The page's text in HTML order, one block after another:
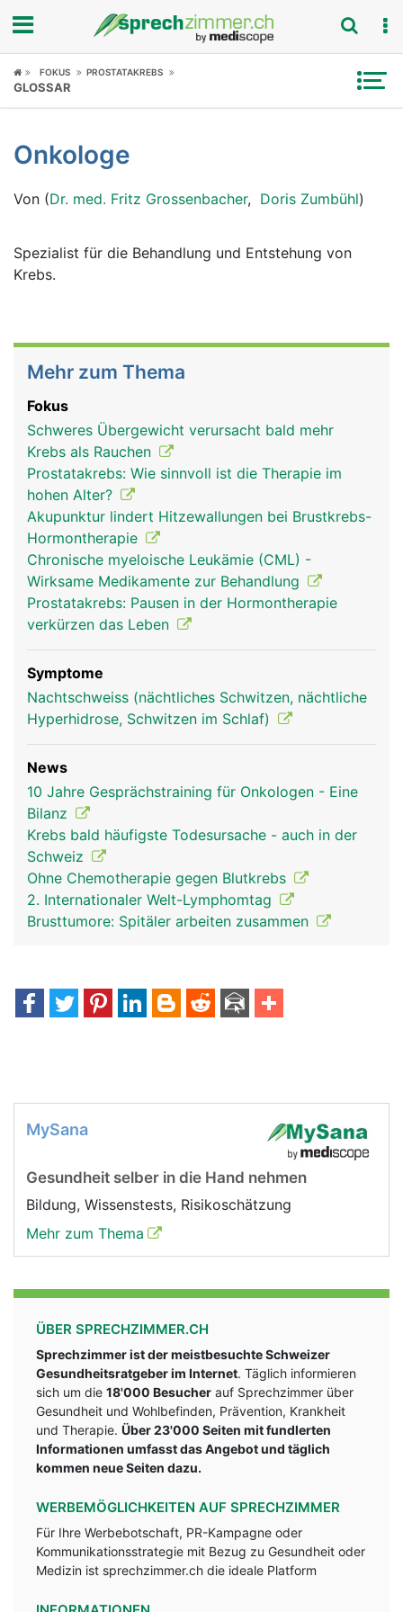
Fokus
Symptome
Untersuchungen
News
FOKUS PROSTATAKREBS
GLOSSAR
Onkologe
Von (Dr. med. Fritz Grossenbacher, Doris Zumbühl)
Spezialist für die Behandlung und Entstehung von
Krebs.
Mehr zum Thema
Fokus
Schweres Übergewicht verursacht bald mehr
Krebs als Rauchen
Prostatakrebs: Wie sinnvoll ist die Therapie im
hohen Alter?
Akupunktur lindert Hitzewallungen bei Brustkrebs-
Hormontherapie
Chronische myeloische Leukämie (CML) -
Wirksame Medikamente zur Behandlung
Prostatakrebs: Pausen in der Hormontherapie
verkürzen das Leben
Symptome
Nachtschweiss (nächtliches Schwitzen, nächtliche
Hyperhidrose, Schwitzen im Schlaf)
News
10 Jahre Gesprächstraining für Onkologen - Eine
Bilanz
Krebs bald häufigste Todesursache - auch in der
Schweiz
Ohne Chemotherapie gegen Blutkrebs
2. Internationaler Welt-Lymphomtag
Brusttumore: Spitäler arbeiten zusammen
MySana
Gesundheit selber in die Hand nehmen
Bildung, Wissenstests, Risikoschätzung
Mehr zum Thema
ÜBER SPRECHZIMMER.CH
Sprechzimmer ist der meistbesuchte Schweizer
Gesundheitsratgeber im Internet. Täglich informieren
sich um die 18'000 Besucher auf Sprechzimmer über
Gesundheit und Wohlbefinden, Prävention, Krankheit
und Therapie. Über 23'000 Seiten mit fundlerten
Informationen umfasst das Angebot und täglich
kommen neue Seiten dazu.
WERBEMÖGLICHKEITEN AUF SPRECHZIMMER
Für Ihre Werbebotschaft, PR-Kampagne oder
Kommunikationsstrategie mit Bezug zu Gesundheit oder
Medizin ist sprechzimmer.ch die ideale Platform